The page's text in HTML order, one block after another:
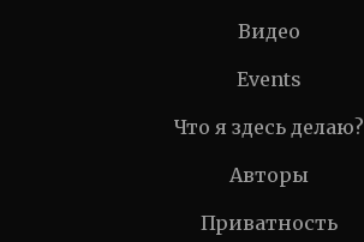
Видео
Events
Что я здесь делаю?
Авторы
Приватность